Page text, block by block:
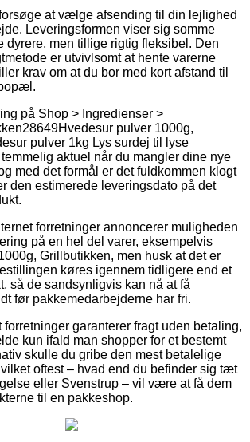
at vælge afsending til din lejlighed
Leveringsformen viser sig somme
dyrere, men tillige rigtig fleksibel. Den
er utvivlsomt at hente varerne
krav om at du bor med kort afstand til
på Shop > Ingredienser >
28649Hvedesur pulver 1000g,
pulver 1kg Lys surdej til lyse
aktuel når du mangler dine nye
med det formål er det fuldkommen klogt
den estimerede leveringsdato på det
forretninger annoncerer muligheden
på en hel del varer, eksempelvis
Grillbutikken, men husk at det er
køres igennem tidligere end et
så de sandsynligvis kan nå at få
før pakkemedarbejderne har fri.
forretninger garanterer fragt uden betaling,
kun ifald man shopper for et bestemt
skulle du gribe den mest betalelige
oftest – hvad end du befinder sig tæt
eller Svenstrup – vil være at få dem
til en pakkeshop.